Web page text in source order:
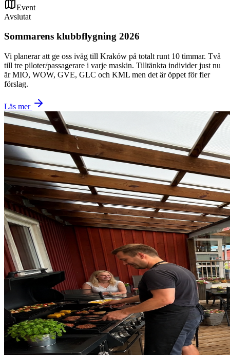
Event
Avslutat
Sommarens klubbflygning 2026
Vi planerar att ge oss iväg till Kraków på totalt runt 10 timmar. Två
till tre piloter/passagerare i varje maskin. Tilltänkta individer just nu
är MIO, WOW, GVE, GLC och KML men det är öppet för fler
förslag.
Läs mer